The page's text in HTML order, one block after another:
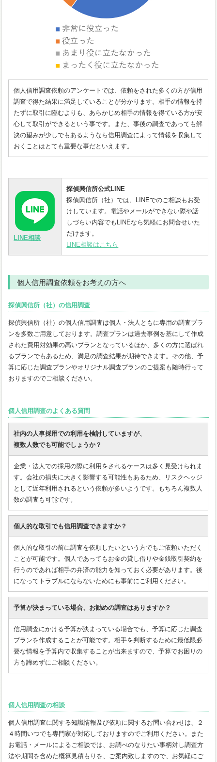
個人信用調査依頼のアンケートでは、依頼をされた多くの方が信用
調査で得た結果に満足していることが分かります。相手の情報を持
たずに取引に臨むよりも、あらかじめ相手の情報を得ている方が安
心して取引ができるという事です。また、事後の調査であっても解
決の望みが少しでもあるようなら信用調査によって情報を収集して
おくことはとても重要な事だといえます。
LINE相談
探偵興信所公式LINE
探偵興信所（社）では、LINEでのご相談もお受
けしています。電話やメールができない際や話
しづらい内容でもLINEなら気軽にお問合せいた
だけます。
LINE相談はこちら
個人信用調査依頼をお考えの方へ
探偵興信所（社）の信用調査
探偵興信所（社）の個人信用調査は個人・法人ともに専用の調査プラ
ンを多数ご用意しております。調査プランは過去事例を基にして作成
された費用対効果の高いプランとなっているほか、多くの方に選ばれ
るプランでもあるため、満足の調査結果が期待できます。その他、予
算に応じた調査プランやオリジナル調査プランのご提案も随時行って
おりますのでご相談ください。
個人信用調査のよくある質問
社内の人事採用での利用を検討していますが、
複数人数でも可能でしょうか？
企業・法人での採用の際に利用をされるケースは多く見受けられま
す。会社の損失に大きく影響する可能性もあるため、リスクヘッジ
として近年利用されるという依頼が多いようです。もちろん複数人
数の調査も可能です。
個人的な取引でも信用調査できますか？
個人的な取引の前に調査を依頼したいという方でもご依頼いただく
ことが可能です。個人であってもお金の貸し借りや金銭取引契約を
行うのであれば相手の弁済の能力を知っておく必要があります。後
になってトラブルにならないためにも事前にご利用ください。
予算が決まっている場合、お勧めの調査はありますか？
信用調査にかける予算が決まっている場合でも、予算に応じた調査
プランを作成することが可能です。相手を判断するために最低限必
要な情報を予算内で収集することが出来ますので、予算でお困りの
方も諦めずにご相談ください。
個人信用調査の相談
個人信用調査に関する知識情報及び依頼に関するお問い合わせは、２
４時間いつでも専門家が対応しておりますのでご利用ください。また
お電話・メールによるご相談では、お調べのなりたい事柄対し調査方
法や期間を含めた概算見積もりを、ご案内致しますので、お気軽にご